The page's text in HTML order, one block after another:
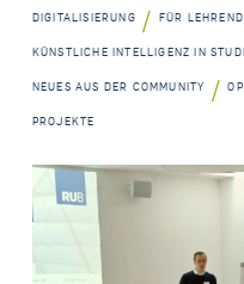
DIGITALISIERUNG / FÜR
KÜNSTLICHE INTELLIGENZ IN
NEUES AUS DER COMMUNITY /
PROJEKTE